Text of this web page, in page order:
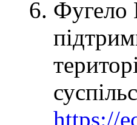
https://